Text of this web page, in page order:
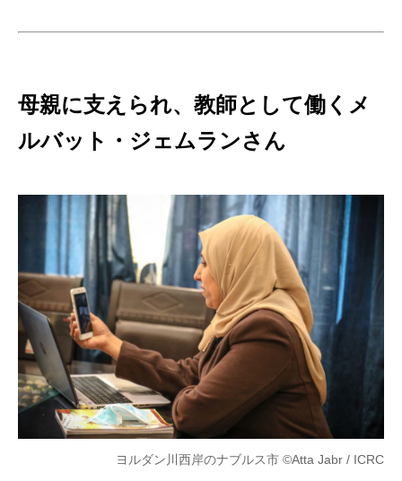
母親に支えられ、教師として働くメ
ルバット・ジェムランさん
ヨルダン川西岸のナブルス市 ©Atta Jabr / ICRC